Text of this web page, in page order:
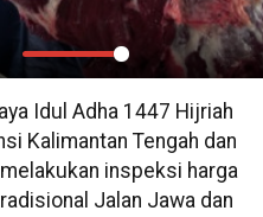
Settings
PIP
Idul Adha 1447 Hijriah
Kalimantan Tengah dan
inspeksi harga
Jalan Jawa dan